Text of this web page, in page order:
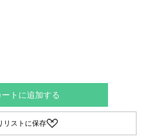
ートに追加する
リストに保存